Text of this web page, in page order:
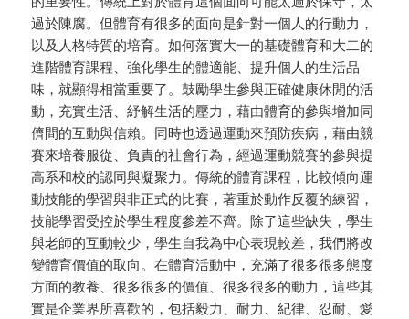
過於陳腐。但體育有很多的面向是針對一個人的行動力，
以及人格特質的培育。如何落實大一的基礎體育和大二的
進階體育課程、強化學生的體適能、提升個人的生活品
味，就顯得相當重要了。鼓勵學生參與正確健康休閒的活
動，充實生活、紓解生活的壓力，藉由體育的參與增加同
儕間的互動與信賴。同時也透過運動來預防疾病，藉由競
賽來培養服從、負責的社會行為，經過運動競賽的參與提
高系和校的認同與凝聚力。傳統的體育課程，比較傾向運
動技能的學習與非正式的比賽，著重於動作反覆的練習，
技能學習受控於學生程度參差不齊。除了這些缺失，學生
與老師的互動較少，學生自我為中心表現較差，我們將改
變體育價值的取向。在體育活動中，充滿了很多很多態度
方面的教養、很多很多的價值、很多很多的動力，這些其
實是企業界所喜歡的，包括毅力、耐力、紀律、忍耐、愛